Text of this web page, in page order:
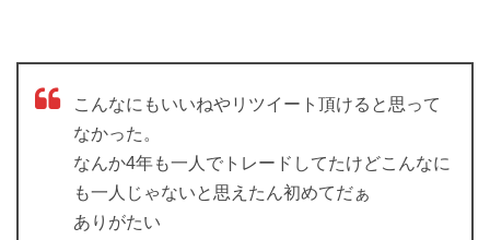
こんなにもいいねやリツイート頂けると思って
なかった。
なんか4年も一人でトレードしてたけどこんなに
も一人じゃないと思えたん初めてだぁ
ありがたい